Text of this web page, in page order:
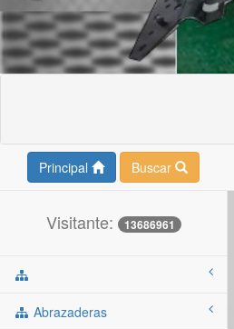
Principal Buscar
Visitante: 13686961
Abrazaderas